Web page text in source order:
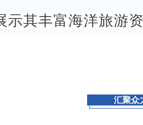
示其丰富海洋旅游
汇聚众